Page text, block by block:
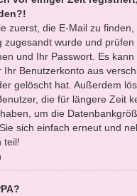
zuerst, die E-Mail zu
zugesandt wurde und prüfen
und Ihr Passwort. Es kann
Ihr Benutzerkonto aus
gelöscht hat. Außerdem
die für längere Zeit
um die
sich einfach erneut und
teil!